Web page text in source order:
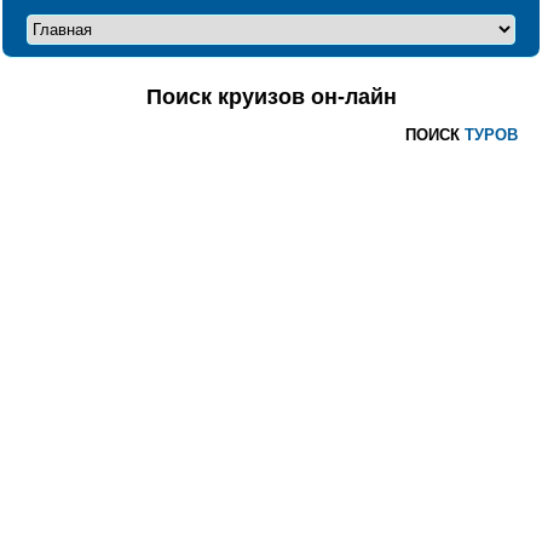
Поиск круизов он-лайн
ПОИСК ТУРОВ